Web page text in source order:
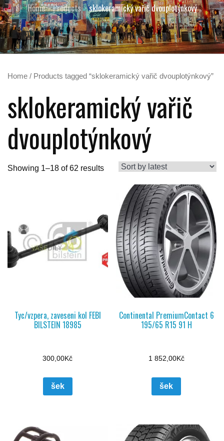
Home Products sklokeramický vařič dvouplotýnkový
Home / Products tagged “sklokeramický vařič dvouplotýnkový”
sklokeramický vařič
dvouplotýnkový
Showing 1–18 of 62 results
Tyc/vzpera, zaveseni kol FEBI
BILSTEIN 18985
300,00Kč
šek
Continental PremiumContact 6
195/65 R15 91 H
1 852,00Kč
šek